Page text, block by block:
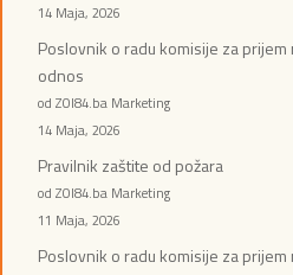
14 Maja, 2026
Poslovnik o radu komisije za prijem
odnos
od ZOI84.ba Marketing
14 Maja, 2026
Pravilnik zaštite od požara
od ZOI84.ba Marketing
11 Maja, 2026
Poslovnik o radu komisije za prijem